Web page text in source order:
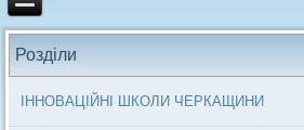
Розділи
ІННОВАЦІЙНІ ШКОЛИ ЧЕРКАЩИНИ